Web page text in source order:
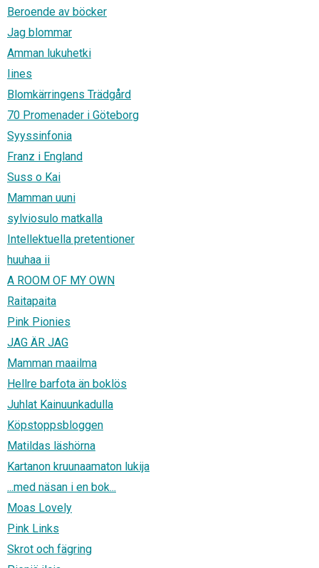
Beroende av böcker
Jag blommar
Amman lukuhetki
Iines
Blomkärringens Trädgård
70 Promenader i Göteborg
Syyssinfonia
Franz i England
Suss o Kai
Mamman uuni
sylviosulo matkalla
Intellektuella pretentioner
huuhaa ii
A ROOM OF MY OWN
Raitapaita
Pink Pionies
JAG ÄR JAG
Mamman maailma
Hellre barfota än boklös
Juhlat Kainuunkadulla
Köpstoppsbloggen
Matildas läshörna
Kartanon kruunaamaton lukija
...med näsan i en bok...
Moas Lovely
Pink Links
Skrot och fägring